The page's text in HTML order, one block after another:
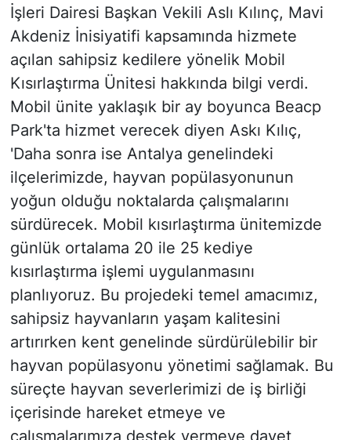
İşleri Dairesi Başkan Vekili Aslı Kılınç, Mavi
Akdeniz İnisiyatifi kapsamında hizmete
açılan sahipsiz kedilere yönelik Mobil
Kısırlaştırma Ünitesi hakkında bilgi verdi.
Mobil ünite yaklaşık bir ay boyunca Beacp
Park'ta hizmet verecek diyen Askı Kılıç,
'Daha sonra ise Antalya genelindeki
ilçelerimizde, hayvan popülasyonunun
yoğun olduğu noktalarda çalışmalarını
sürdürecek. Mobil kısırlaştırma ünitemizde
günlük ortalama 20 ile 25 kediye
kısırlaştırma işlemi uygulanmasını
planlıyoruz. Bu projedeki temel amacımız,
sahipsiz hayvanların yaşam kalitesini
artırırken kent genelinde sürdürülebilir bir
hayvan popülasyonu yönetimi sağlamak. Bu
süreçte hayvan severlerimizi de iş birliği
içerisinde hareket etmeye ve